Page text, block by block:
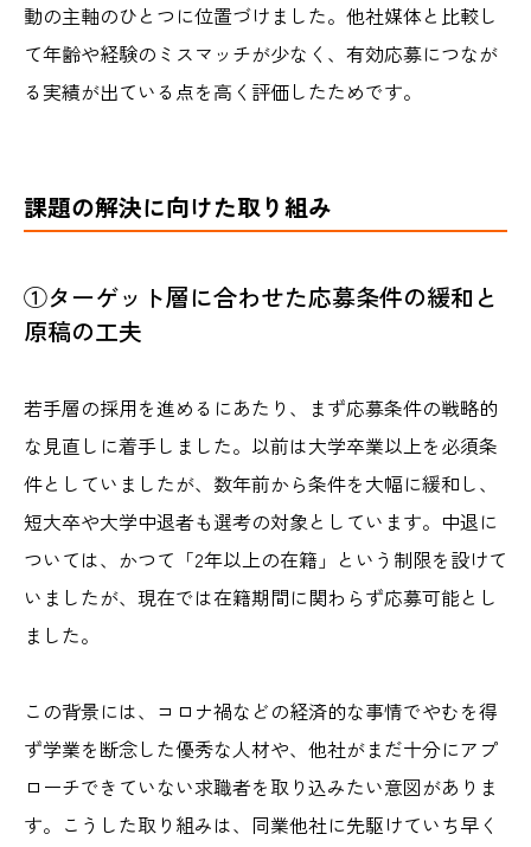
動の主軸のひとつに位置づけました。他社媒体と比較し
て年齢や経験のミスマッチが少なく、有効応募につなが
る実績が出ている点を高く評価したためです。
課題の解決に向けた取り組み
①ターゲット層に合わせた応募条件の緩和と
原稿の工夫
若手層の採用を進めるにあたり、まず応募条件の戦略的
な見直しに着手しました。以前は大学卒業以上を必須条
件としていましたが、数年前から条件を大幅に緩和し、
短大卒や大学中退者も選考の対象としています。中退に
ついては、かつて「2年以上の在籍」という制限を設けて
いましたが、現在では在籍期間に関わらず応募可能とし
ました。
この背景には、コロナ禍などの経済的な事情でやむを得
ず学業を断念した優秀な人材や、他社がまだ十分にアプ
ローチできていない求職者を取り込みたい意図がありま
す。こうした取り組みは、同業他社に先駆けていち早く